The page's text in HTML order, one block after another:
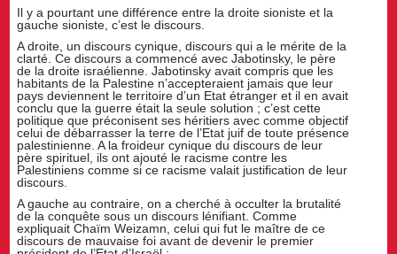
Il y a pourtant une différence entre la droite sioniste et la
gauche sioniste, c’est le discours.
A droite, un discours cynique, discours qui a le mérite de la
clarté. Ce discours a commencé avec Jabotinsky, le père
de la droite israélienne. Jabotinsky avait compris que les
habitants de la Palestine n’accepteraient jamais que leur
pays deviennent le territoire d’un Etat étranger et il en avait
conclu que la guerre était la seule solution ; c’est cette
politique que préconisent ses héritiers avec comme objectif
celui de débarrasser la terre de l’Etat juif de toute présence
palestinienne. A la froideur cynique du discours de leur
père spirituel, ils ont ajouté le racisme contre les
Palestiniens comme si ce racisme valait justification de leur
discours.
A gauche au contraire, on a cherché à occulter la brutalité
de la conquête sous un discours lénifiant. Comme
expliquait Chaïm Weizamn, celui qui fut le maître de ce
discours de mauvaise foi avant de devenir le premier